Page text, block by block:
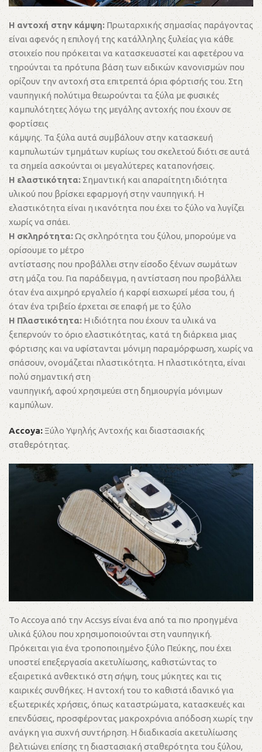
Η αντοχή στην κάμψη:Πρωταρχικής σημασίας παράγοντας
είναι αφενός η επιλογή της κατάλληλης ξυλείας για κάθε
στοιχείο που πρόκειται να κατασκευαστεί και αφετέρου να
τηρούνται τα πρότυπα βάση των ειδικών κανονισμών που
ορίζουν την αντοχή στα επιτρεπτά όρια φόρτισής του. Στη
ναυπηγική πολύτιμα θεωρούνται τα ξύλα με φυσικές
καμπυλότητες λόγω της μεγάλης αντοχής που έχουν σε
φορτίσεις
κάμψης. Τα ξύλα αυτά συμβάλουν στην κατασκευή
καμπυλωτών τμημάτων κυρίως του σκελετού διότι σε αυτά
τα σημεία ασκούνται οι μεγαλύτερες καταπονήσεις.
Η ελαστικότητα:Σημαντική και απαραίτητη ιδιότητα
υλικού που βρίσκει εφαρμογή στην ναυπηγική. Η
ελαστικότητα είναι η ικανότητα που έχει το ξύλο να λυγίζει
χωρίς να σπάει.
Η σκληρότητα:Ως σκληρότητα του ξύλου, μπορούμε να
ορίσουμε το μέτρο
αντίστασης που προβάλλει στην είσοδο ξένων σωμάτων
στη μάζα του. Για παράδειγμα, η αντίσταση που προβάλλει
όταν ένα αιχμηρό εργαλείο ή καρφί εισχωρεί μέσα του, ή
όταν ένα τριβείο έρχεται σε επαφή με το ξύλο
Η Πλαστικότητα:Η ιδιότητα που έχουν τα υλικά να
ξεπερνούν το όριο ελαστικότητας, κατά τη διάρκεια μιας
φόρτισης και να υφίστανται μόνιμη παραμόρφωση, χωρίς να
σπάσουν, ονομάζεται πλαστικότητα. Η πλαστικότητα, είναι
πολύ σημαντική στη
ναυπηγική, αφού χρησιμεύει στη δημιουργία μόνιμων
καμπύλων.
Accoya: Ξύλο Υψηλής Αντοχής και διαστασιακής
σταθερότητας.
Το Accoya από την Accsys είναι ένα από τα πιο προηγμένα
υλικά ξύλου που χρησιμοποιούνται στη ναυπηγική.
Πρόκειται για ένα τροποποιημένο ξύλο Πεύκης, που έχει
υποστεί επεξεργασία ακετυλίωσης, καθιστώντας το
εξαιρετικά ανθεκτικό στη σήψη, τους μύκητες και τις
καιρικές συνθήκες. Η αντοχή του το καθιστά ιδανικό για
εξωτερικές χρήσεις, όπως καταστρώματα, κατασκευές και
επενδύσεις, προσφέροντας μακροχρόνια απόδοση χωρίς την
ανάγκη για συχνή συντήρηση. Η διαδικασία ακετυλίωσης
βελτιώνει επίσης τη διαστασιακή σταθερότητα του ξύλου,